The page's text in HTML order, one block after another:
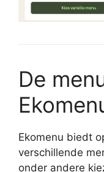
De
Ekomenu biedt
verschillende
onder andere